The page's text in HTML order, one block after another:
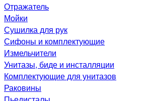
Отражатель
Мойки
Сушилка для рук
Сифоны и комплектующие
Измельчители
Унитазы, биде и инсталляции
Комплектующие для унитазов
Раковины